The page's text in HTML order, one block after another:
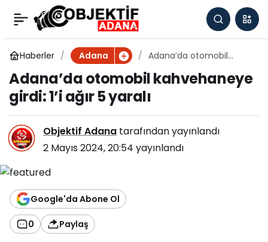
Haberler Adana
Adana’da otomobil
5 yaralı
Adana’da otomobil kahvehaneye
girdi: 1’i ağır 5 yaralı
Objektif Adana tarafından yayınlandı
2 Mayıs 2024, 20:54 yayınlandı
Google'da Abone Ol
0 Paylaş
Adana’da otomobil
kahvehaneye girdi: 1’i
ağır 5 yaralı